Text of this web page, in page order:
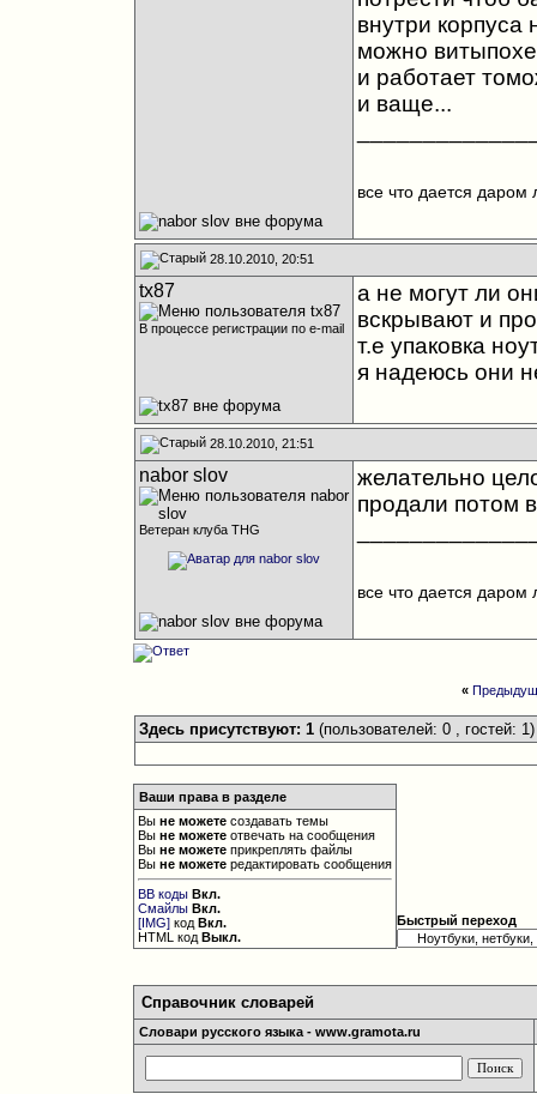
внутри корпуса
можно
и работает
и ваще...
все что дается даром
28.10.2010, 20:51
tx87
В процессе регистрации по e-mail
а не могут ли
вскрывают и
т.е упаковка
я надеюсь они
28.10.2010, 21:51
nabor slov
Ветеран клуба THG
желательно
продали потом
все что дается даром
«
Здесь присутствуют: 1 (пользователей: 0 , гостей: 1)
Ваши права в разделе
Выне можете создавать темы
Выне можете отвечать на сообщения
Выне можете прикреплять файлы
Выне можете редактировать сообщения
BB коды Вкл.
Смайлы Вкл.
[IMG] кодВкл.
HTML кодВыкл.
Быстрый переход
Справочник словарей
Словари русского языка - www.gramota.ru